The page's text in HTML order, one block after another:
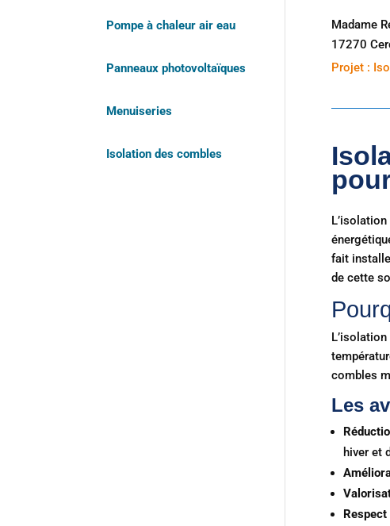
Madame
17270
Projet :
fait
de cette
combles
Les
hiver et
Respect
Pompe à chaleur air eau
Panneaux photovoltaïques
Menuiseries
Isolation des combles